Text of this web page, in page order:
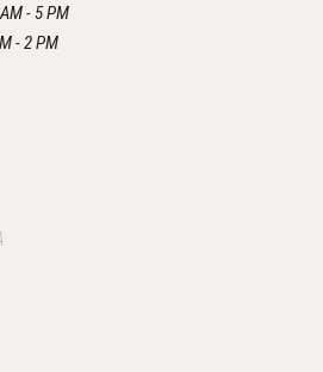
- 5 PM
- 2 PM